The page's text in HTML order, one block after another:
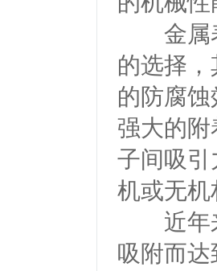
金属表
的选择
的防腐
强大的
子间吸
机或无
近年来
吸附而